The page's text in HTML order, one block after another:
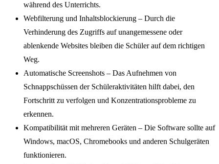
während des Unterrichts.
Webfilterung und Inhaltsblockierung – Durch die
Verhinderung des Zugriffs auf unangemessene oder
ablenkende Websites bleiben die Schüler auf dem richtigen
Weg.
Automatische Screenshots – Das Aufnehmen von
Schnappschüssen der Schüleraktivitäten hilft dabei, den
Fortschritt zu verfolgen und Konzentrationsprobleme zu
erkennen.
Kompatibilität mit mehreren Geräten – Die Software sollte auf
Windows, macOS, Chromebooks und anderen Schulgeräten
funktionieren.